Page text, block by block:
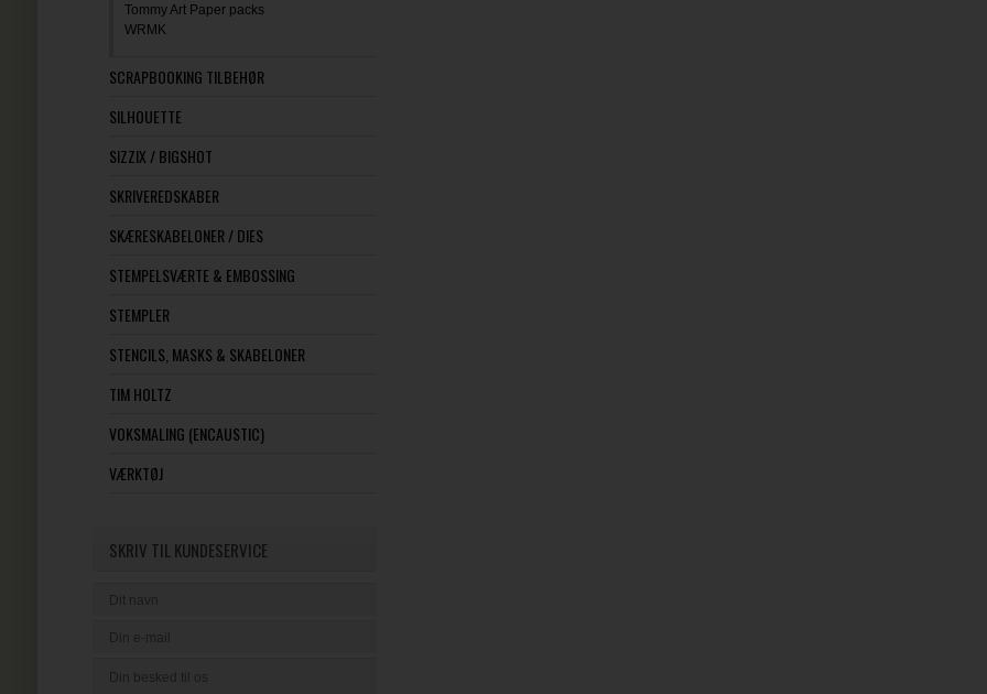
Tommy Art Paper packs
WRMK
SCRAPBOOKING TILBEHØR
SILHOUETTE
SIZZIX / BIGSHOT
SKRIVEREDSKABER
SKÆRESKABELONER / DIES
STEMPELSVÆRTE & EMBOSSING
STEMPLER
STENCILS, MASKS & SKABELONER
TIM HOLTZ
VOKSMALING (ENCAUSTIC)
VÆRKTØJ
SKRIV TIL KUNDESERVICE